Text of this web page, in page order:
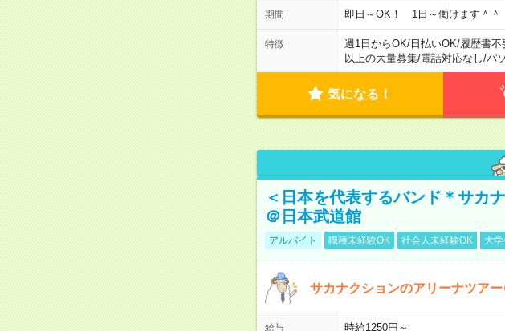
期間 即日～OK！ 1日～働けます＾＾
特徴 週1日からOK/日払いOK/履歴書不
以上の大量募集/電話対応なし/パ
気になる！
＜日本を代表するバンド＊サカ
＠日本武道館
アルバイト 職種未経験OK 社会人未経験OK 大
サカナクションのアリーナツア
給与 時給1250円～